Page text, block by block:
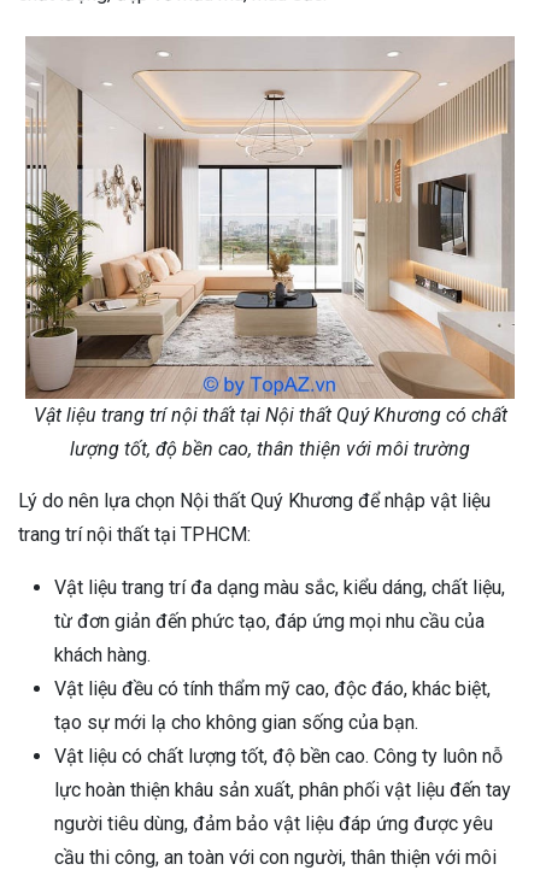
Vật liệu trang trí nội thất tại Nội thất Quý Khương có chất
lượng tốt, độ bền cao, thân thiện với môi trường
Lý do nên lựa chọn Nội thất Quý Khương để nhập vật liệu
trang trí nội thất tại TPHCM:
Vật liệu trang trí đa dạng màu sắc, kiểu dáng, chất liệu,
từ đơn giản đến phức tạo, đáp ứng mọi nhu cầu của
khách hàng.
Vật liệu đều có tính thẩm mỹ cao, độc đáo, khác biệt,
tạo sự mới lạ cho không gian sống của bạn.
Vật liệu có chất lượng tốt, độ bền cao. Công ty luôn nỗ
lực hoàn thiện khâu sản xuất, phân phối vật liệu đến tay
người tiêu dùng, đảm bảo vật liệu đáp ứng được yêu
cầu thi công, an toàn với con người, thân thiện với môi